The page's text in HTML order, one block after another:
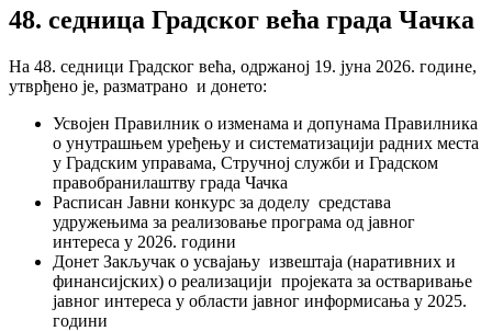
48. седница Градског већа града Чачка
На 48. седници Градског већа, одржаној 19. јуна 2026. године,
утврђено је, разматрано и донето:
Усвојен Правилник о изменама и допунама Правилника
о унутрашњем уређењу и систематизацији радних места
у Градским управама, Стручној служби и Градском
правобранилаштву града Чачка
Расписан Јавни конкурс за доделу средстава
удружењима за реализовање програма од јавног
интереса у 2026. години
Донет Закључак о усвајању извештаја (наративних и
финансијских) о реализацији пројеката за остваривање
јавног интереса у области јавног информисања у 2025.
години